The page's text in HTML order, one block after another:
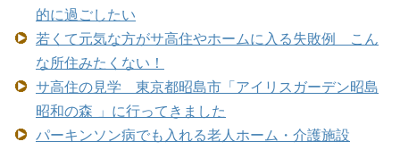
的に過ごしたい
若くて元気な方がサ高住やホームに入る失敗例 こん
な所住みたくない！
サ高住の見学 東京都昭島市「アイリスガーデン昭島
昭和の森 」に行ってきました
パーキンソン病でも入れる老人ホーム・介護施設